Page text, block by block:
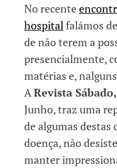
No recente
hospital falámos
de não terem a
presencialmente,
matérias e,
A Revista Sábado,
Junho, traz uma
de algumas destas
doença, não
manter